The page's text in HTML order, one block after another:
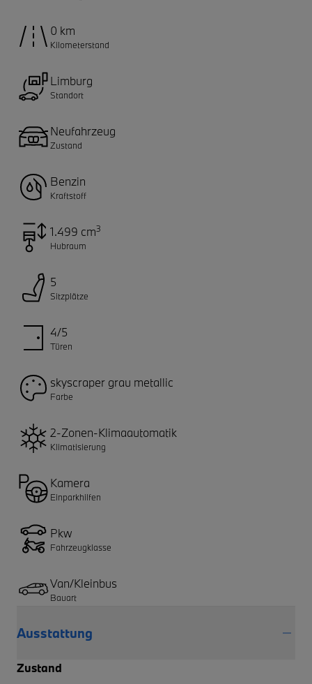
0 km
Kilometerstand
Limburg
Standort
Neufahrzeug
Zustand
Benzin
Kraftstoff
1.499 cm3
Hubraum
5
Sitzplätze
4/5
Türen
skyscraper grau metallic
Farbe
2-Zonen-Klimaautomatik
Klimatisierung
Kamera
Einparkhilfen
Pkw
Fahrzeugklasse
Van/Kleinbus
Bauart
Ausstattung
Zustand